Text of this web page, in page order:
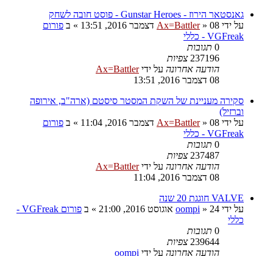
גאנסטאר הירוז - Gunstar Heroes - פוסט חובה לשחק
על ידי
Ax=Battler» 08 דצמבר 2016, 13:51 » ב פורום
VGFreak - כללי
0 תגובות
237196 צפיות
הודעה אחרונה על ידיAx=Battler
08 דצמבר 2016, 13:51
סקירה מעניינת של השקת המסטר סיסטם (ארה"ב, אירופה
וברזיל)
על ידי
Ax=Battler» 08 דצמבר 2016, 11:04 » ב פורום
VGFreak - כללי
0 תגובות
237487 צפיות
הודעה אחרונה על ידיAx=Battler
08 דצמבר 2016, 11:04
VALVE חוגגת 20 שנה
על ידי
oompi » 24 אוגוסט 2016, 21:00 » ב
פורום VGFreak -
כללי
0 תגובות
239644 צפיות
הודעה אחרונה על ידי oompi